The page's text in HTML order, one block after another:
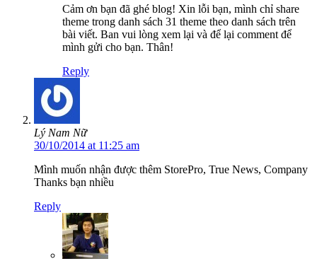
Cảm ơn bạn đã ghé blog! Xin lỗi bạn, mình chỉ share
theme trong danh sách 31 theme theo danh sách trên
bài viết. Ban vui lòng xem lại và để lại comment để
mình gửi cho bạn. Thân!
Reply
Lý Nam Nữ
30/10/2014 at 11:25 am
Mình muốn nhận được thêm StorePro, True News, Company
Thanks bạn nhiều
Reply